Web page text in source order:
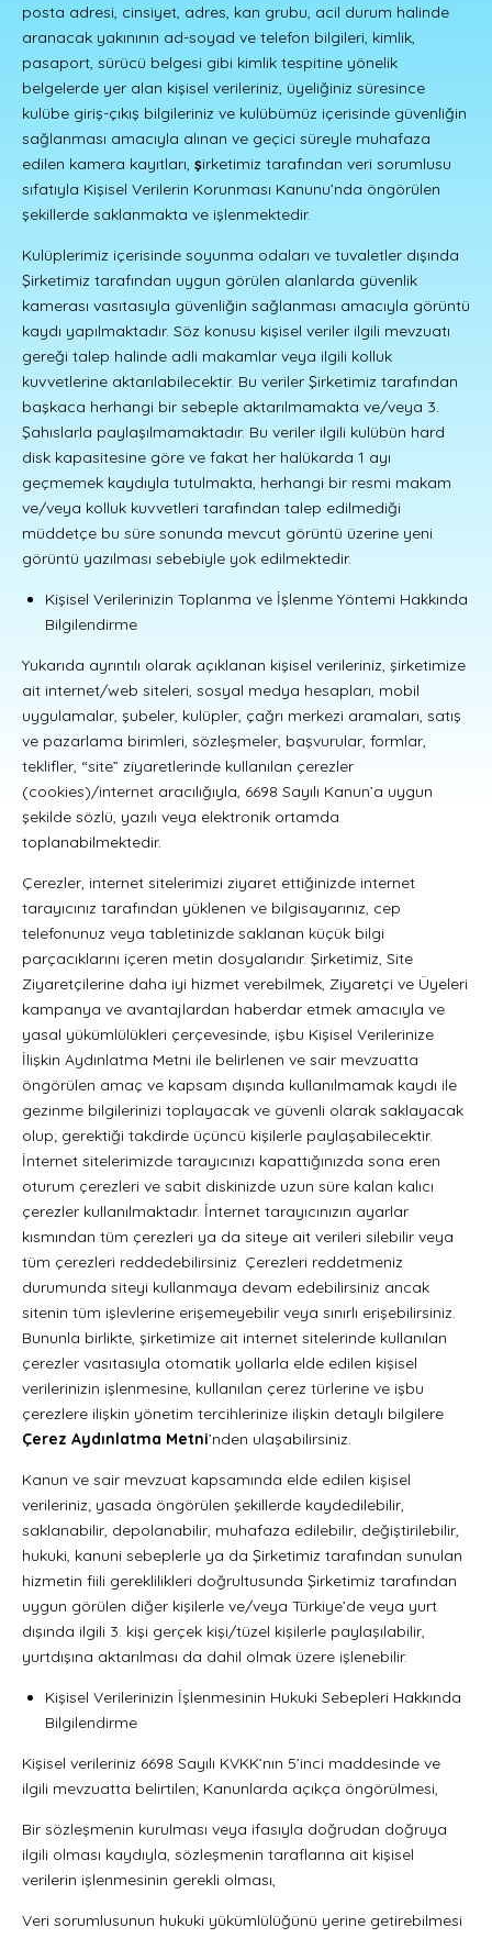
posta adresi, cinsiyet, adres, kan grubu, acil durum halinde
aranacak yakınının ad-soyad ve telefon bilgileri, kimlik,
pasaport, sürücü belgesi gibi kimlik tespitine yönelik
belgelerde yer alan kişisel verileriniz, üyeliğiniz süresince
kulübe giriş-çıkış bilgileriniz ve kulübümüz içerisinde güvenliğin
sağlanması amacıyla alınan ve geçici süreyle muhafaza
edilen kamera kayıtları, şirketimiz tarafından veri sorumlusu
sıfatıyla Kişisel Verilerin Korunması Kanunu’nda öngörülen
şekillerde saklanmakta ve işlenmektedir.
Kulüplerimiz içerisinde soyunma odaları ve tuvaletler dışında
Şirketimiz tarafından uygun görülen alanlarda güvenlik
kamerası vasıtasıyla güvenliğin sağlanması amacıyla görüntü
kaydı yapılmaktadır. Söz konusu kişisel veriler ilgili mevzuatı
gereği talep halinde adli makamlar veya ilgili kolluk
kuvvetlerine aktarılabilecektir. Bu veriler Şirketimiz tarafından
başkaca herhangi bir sebeple aktarılmamakta ve/veya 3.
Şahıslarla paylaşılmamaktadır. Bu veriler ilgili kulübün hard
disk kapasitesine göre ve fakat her halükarda 1 ayı
geçmemek kaydıyla tutulmakta, herhangi bir resmi makam
ve/veya kolluk kuvvetleri tarafından talep edilmediği
müddetçe bu süre sonunda mevcut görüntü üzerine yeni
görüntü yazılması sebebiyle yok edilmektedir.
Kişisel Verilerinizin Toplanma ve İşlenme Yöntemi Hakkında
Bilgilendirme
Yukarıda ayrıntılı olarak açıklanan kişisel verileriniz, şirketimize
ait internet/web siteleri, sosyal medya hesapları, mobil
uygulamalar, şubeler, kulüpler, çağrı merkezi aramaları, satış
ve pazarlama birimleri, sözleşmeler, başvurular, formlar,
teklifler, “site” ziyaretlerinde kullanılan çerezler
(cookies)/internet aracılığıyla, 6698 Sayılı Kanun’a uygun
şekilde sözlü, yazılı veya elektronik ortamda
toplanabilmektedir.
Çerezler, internet sitelerimizi ziyaret ettiğinizde internet
tarayıcınız tarafından yüklenen ve bilgisayarınız, cep
telefonunuz veya tabletinizde saklanan küçük bilgi
parçacıklarını içeren metin dosyalarıdır. Şirketimiz, Site
Ziyaretçilerine daha iyi hizmet verebilmek, Ziyaretçi ve Üyeleri
kampanya ve avantajlardan haberdar etmek amacıyla ve
yasal yükümlülükleri çerçevesinde, işbu Kişisel Verilerinize
İlişkin Aydınlatma Metni ile belirlenen ve sair mevzuatta
öngörülen amaç ve kapsam dışında kullanılmamak kaydı ile
gezinme bilgilerinizi toplayacak ve güvenli olarak saklayacak
olup; gerektiği takdirde üçüncü kişilerle paylaşabilecektir.
İnternet sitelerimizde tarayıcınızı kapattığınızda sona eren
oturum çerezleri ve sabit diskinizde uzun süre kalan kalıcı
çerezler kullanılmaktadır. İnternet tarayıcınızın ayarlar
kısmından tüm çerezleri ya da siteye ait verileri silebilir veya
tüm çerezleri reddedebilirsiniz. Çerezleri reddetmeniz
durumunda siteyi kullanmaya devam edebilirsiniz ancak
sitenin tüm işlevlerine erişemeyebilir veya sınırlı erişebilirsiniz.
Bununla birlikte, şirketimize ait internet sitelerinde kullanılan
çerezler vasıtasıyla otomatik yollarla elde edilen kişisel
verilerinizin işlenmesine, kullanılan çerez türlerine ve işbu
çerezlere ilişkin yönetim tercihlerinize ilişkin detaylı bilgilere
Çerez Aydınlatma Metni’nden ulaşabilirsiniz.
Kanun ve sair mevzuat kapsamında elde edilen kişisel
verileriniz; yasada öngörülen şekillerde kaydedilebilir,
saklanabilir, depolanabilir, muhafaza edilebilir, değiştirilebilir,
hukuki, kanuni sebeplerle ya da Şirketimiz tarafından sunulan
hizmetin fiili gereklilikleri doğrultusunda Şirketimiz tarafından
uygun görülen diğer kişilerle ve/veya Türkiye’de veya yurt
dışında ilgili 3. kişi gerçek kişi/tüzel kişilerle paylaşılabilir,
yurtdışına aktarılması da dahil olmak üzere işlenebilir.
Kişisel Verilerinizin İşlenmesinin Hukuki Sebepleri Hakkında
Bilgilendirme
Kişisel verileriniz 6698 Sayılı KVKK’nın 5’inci maddesinde ve
ilgili mevzuatta belirtilen; Kanunlarda açıkça öngörülmesi,
Bir sözleşmenin kurulması veya ifasıyla doğrudan doğruya
ilgili olması kaydıyla, sözleşmenin taraflarına ait kişisel
verilerin işlenmesinin gerekli olması,
Veri sorumlusunun hukuki yükümlülüğünü yerine getirebilmesi